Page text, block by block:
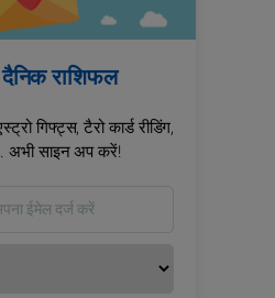
राशिफल
गिफ्ट्स, टैरो कार्ड रीडिंग,
अभी साइन अप करें!